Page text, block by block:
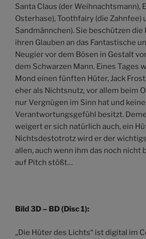
Santa Claus (der Weihnachtsmann),
Osterhase), Toothfairy (die Zahnfee)
Sandmännchen). Sie beschützen
ihren Glauben an das Fantastische
Neugier vor dem Bösen in Gestalt
dem Schwarzen Mann. Eines Tages
Mond einen fünften Hüter, Jack
eher als Nichtsnutz, vor allem beim
nur Vergnügen im Sinn hat und
Verantwortungsgefühl besitzt.
weigert er sich natürlich auch, ein
Nichtsdestotrotz wird er der
allen, auch wenn ihm das noch nicht
auf Pitch stößt…
Bild 3D – BD (Disc 1):
„Die Hüter des Lichts“ ist digital im